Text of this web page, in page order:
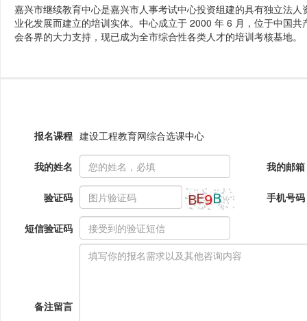
嘉兴市继续教育中心是嘉兴市人事考试中心投资组建的具有独立法
业化发展而建立的培训实体。中心成立于 2000 年 6 月，位于中国
会各界的大力支持，现已成为全市综合性各类人才的培训考核基地。
报名课程 建设工程教育网综合选课中心
我的姓名 我的邮箱
验证码 手机号码
短信验证码
备注留言